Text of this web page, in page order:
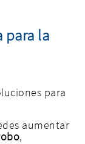
para la
para
aumentar
,